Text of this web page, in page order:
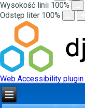
Wysokość linii 100%
Odstęp liter 100%
Web Accessibility plugin